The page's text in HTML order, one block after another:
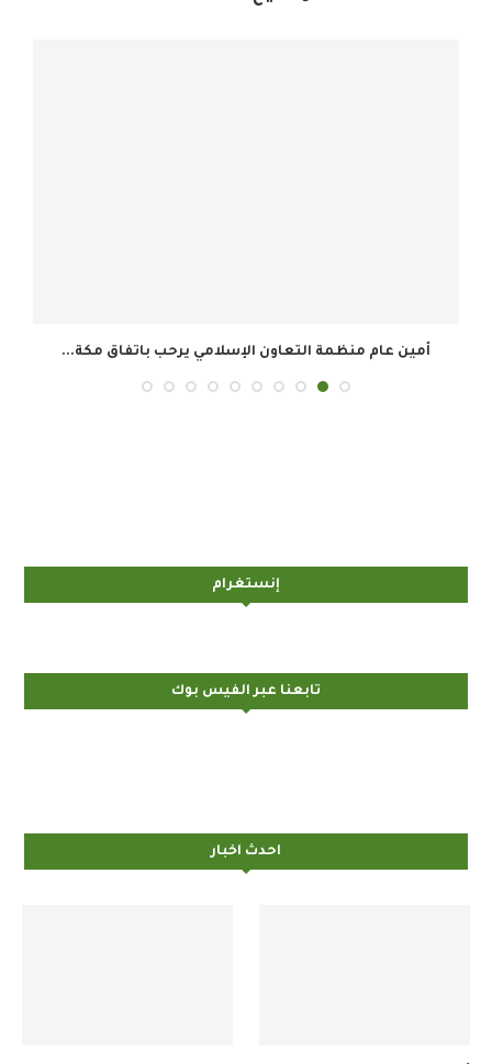
أمين عام منظمة التعاون الإسلامي يرحب باتفاق مكة...
إنستغرام
تابعنا عبر الفيس بوك
احدث اخبار